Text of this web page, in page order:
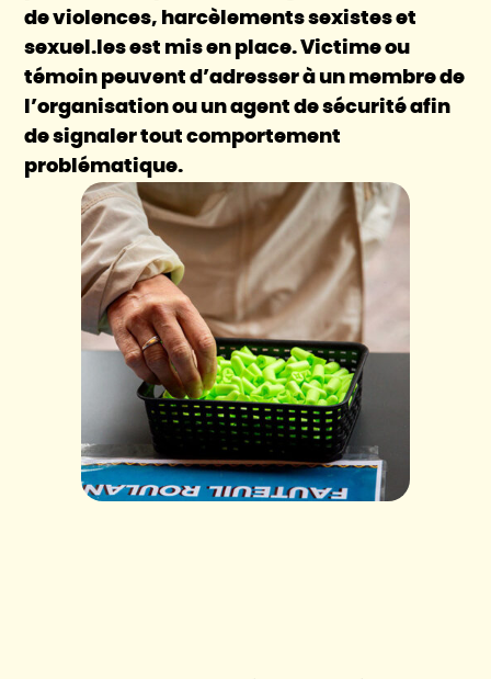
de violences, harcèlements sexistes et
sexuel.les est mis en place. Victime ou
témoin peuvent d’adresser à un membre de
l’organisation ou un agent de sécurité afin
de signaler tout comportement
problématique.